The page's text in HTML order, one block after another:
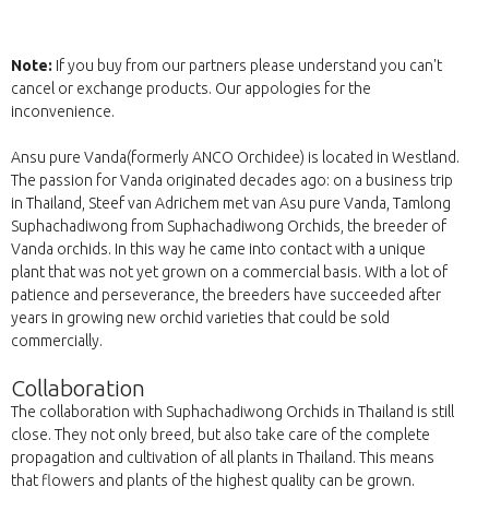
Note: If you buy from our partners please understand you can't
cancel or exchange products. Our appologies for the
inconvenience.
Ansu pure Vanda(formerly ANCO Orchidee) is located in Westland.
The passion for Vanda originated decades ago: on a business trip
in Thailand, Steef van Adrichem met van Asu pure Vanda, Tamlong
Suphachadiwong from Suphachadiwong Orchids, the breeder of
Vanda orchids. In this way he came into contact with a unique
plant that was not yet grown on a commercial basis. With a lot of
patience and perseverance, the breeders have succeeded after
years in growing new orchid varieties that could be sold
commercially.
Collaboration
The collaboration with Suphachadiwong Orchids in Thailand is still
close. They not only breed, but also take care of the complete
propagation and cultivation of all plants in Thailand. This means
that flowers and plants of the highest quality can be grown.